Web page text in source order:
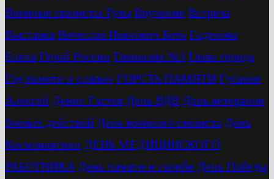
Военные связисты Тулы Вручение Встреча
Выставка Вячеслав Иванович Боть Гаденова
Елена Герой России Гимназия №3 Глава города
Год памяти и славы» ГОРСТЬ ПАМЯТИ Гусаков
Алексей Денис Гастев День ВДВ День ветеранов
боевых действий День военного связиста День
Космонавтики ДЕНЬ МЕДИЦИНСКОГО
РАБОТНИКА День памяти и скорби День Победы